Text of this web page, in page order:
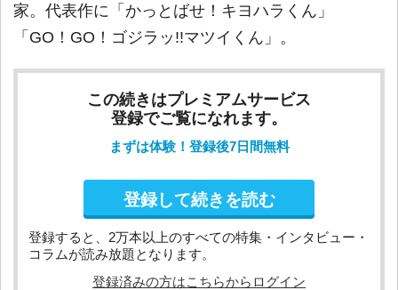
家。代表作に「かっとばせ！キヨハラくん」
「GO！GO！ゴジラッ!!マツイくん」。
この続きはプレミアムサービス
登録でご覧になれます。
まずは体験！登録後7日間無料
登録して続きを読む
登録すると、2万本以上のすべての特集・インタビュー・
コラムが読み放題となります。
登録済みの方はこちらからログイン